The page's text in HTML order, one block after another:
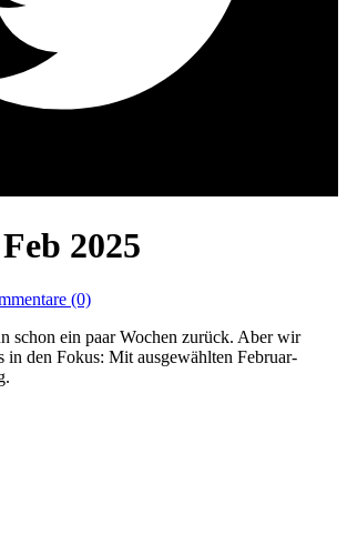
2025
(0)
schon ein paar Wochen zurück. Aber wir
in den Fokus: Mit ausgewählten Februar-